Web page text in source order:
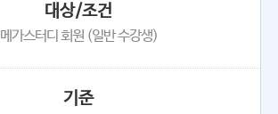
대상/조건
메가스터디 회원 (일반 수강생)
기준